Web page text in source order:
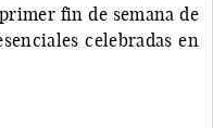
fin de semana de
celebradas en